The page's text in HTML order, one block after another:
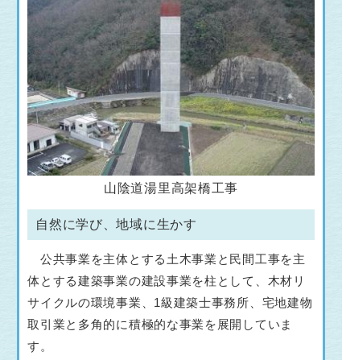
山陰道湯里高架橋工事
自然に学び、地域に生かす
公共事業を主体とする土木事業と民間工事を主
体とする建築事業の建設事業を柱として、木材リ
サイクルの環境事業、1級建築士事務所、宅地建物
取引業と多角的に積極的な事業を展開していま
す。